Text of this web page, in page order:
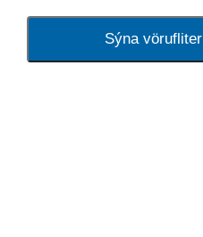
Sýna vörufliter